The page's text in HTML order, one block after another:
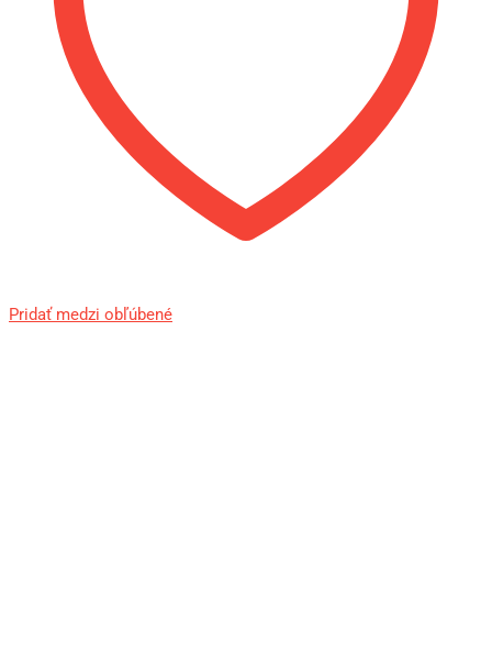
Pridať medzi obľúbené